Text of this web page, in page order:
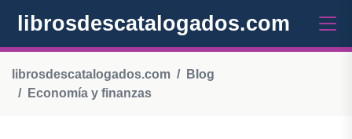
librosdescatalogados.com
librosdescatalogados.com
Blog
Economía y finanzas